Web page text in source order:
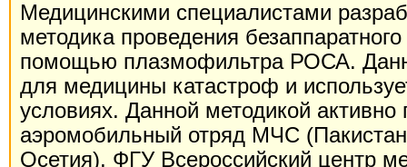
Медицинскими cпециалистами
методика проведения
помощью плазмофильтра РОСА.
для медицины катастроф и
условиях. Данной методикой активно
аэромобильный отряд МЧС
Осетия), ФГУ Всероссийский центр